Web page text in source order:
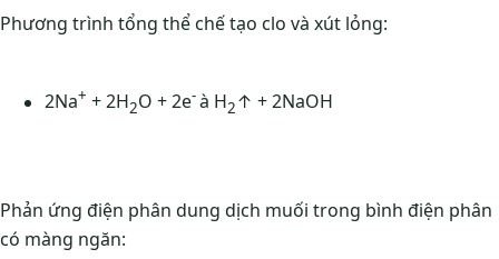
Phương trình tổng thể chế tạo clo và xút lỏng:
2Na+ + 2H2O + 2e-à H2↑ + 2NaOH
Phản ứng điện phân dung dịch muối trong bình điện phân
có màng ngăn: